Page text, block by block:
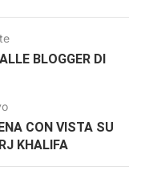
BLOGGER DI
CON VISTA SU
KHALIFA